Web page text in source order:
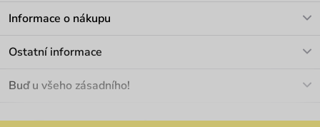
Informace o nákupu
Materiály a údržba
Ostatní informace
Velkoobchod
Buď u všeho zásadního!